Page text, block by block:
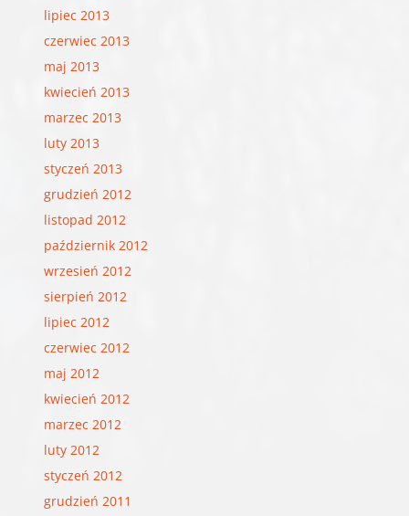
lipiec 2013
czerwiec 2013
maj 2013
kwiecień 2013
marzec 2013
luty 2013
styczeń 2013
grudzień 2012
listopad 2012
październik 2012
wrzesień 2012
sierpień 2012
lipiec 2012
czerwiec 2012
maj 2012
kwiecień 2012
marzec 2012
luty 2012
styczeń 2012
grudzień 2011